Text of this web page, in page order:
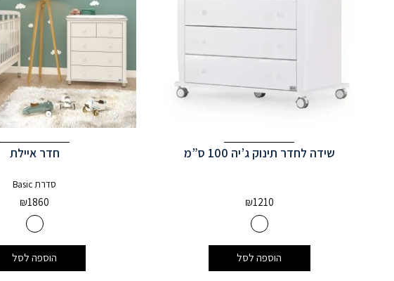
שידה לחדר תינוק ג’יה 100 ס”מ
₪1210
הוספה לסל
חדר איילת
סדרת Basic
₪1860
הוספה לסל